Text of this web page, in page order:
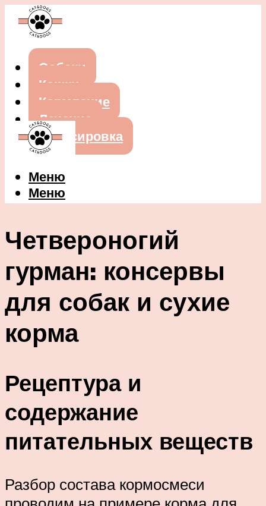
Собаки
Кошки
Кормление
Лечение
Дрессировка
Меню
Меню
Четвероногий
гурман: консервы
для собак и сухие
корма
Рецептура и
содержание
питательных веществ
Разбор состава кормосмеси